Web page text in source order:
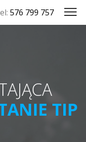
576 799 757
TIP